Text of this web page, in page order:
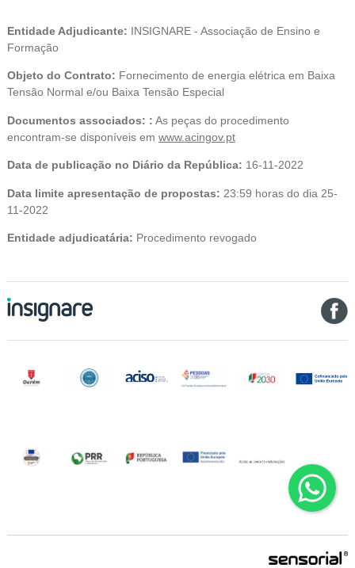
Entidade Adjudicante: INSIGNARE - Associação de Ensino e
Formação
Objeto do Contrato: Fornecimento de energia elétrica em Baixa
Tensão Normal e/ou Baixa Tensão Especial
Documentos associados: : As peças do procedimento
encontram-se disponíveis em www.acingov.pt
Data de publicação no Diário da República: 16-11-2022
Data limite apresentação de propostas: 23:59 horas do dia 25-
11-2022
Entidade adjudicatária: Procedimento revogado